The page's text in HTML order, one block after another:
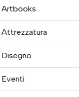
Artbooks
Attrezzatura
Disegno
Eventi